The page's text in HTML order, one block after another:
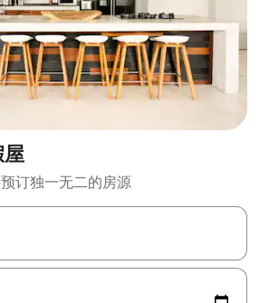
订独一无二的房源
用上下方向键查看，或通过点击或滑动手势